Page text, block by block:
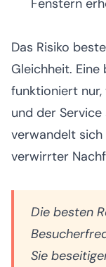
Fenstern
Das Risiko
Gleichheit.
funktioniert
und der
verwandelt
verwirrter
Die besten
Sie